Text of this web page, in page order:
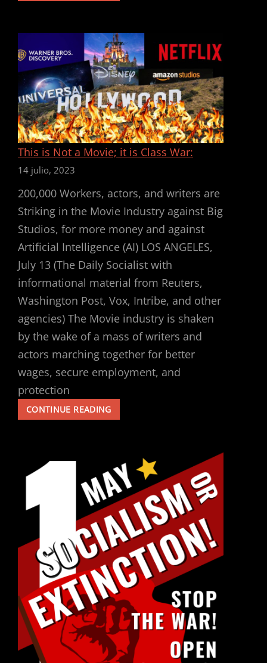
PART-
FOR
$25
AT
UPS,
THE
BETRAYAL
OF
TDU,
AND
THE
OF
AND
FRSO
This is Not a Movie; it is Class War:
14 julio, 2023
200,000 Workers, actors, and writers are
Striking in the Movie Industry against Big
Studios, for more money and against
Artificial Intelligence (AI) LOS ANGELES,
July 13 (The Daily Socialist with
informational material from Reuters,
Washington Post, Vox, Intribe, and other
agencies) The Movie industry is shaken
by the wake of a mass of writers and
actors marching together for better
wages, secure employment, and
protection
CONTINUE READINGTHIS
IS
IT
IS
CLASS
WAR: